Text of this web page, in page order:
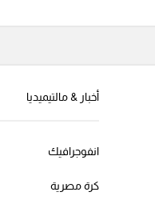
أخبار & مالتيميديا
انفوجرافيك
كرة مصرية